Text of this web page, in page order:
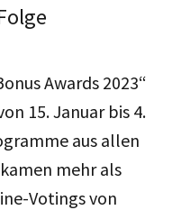
Awards 2023“
15. Januar bis 4.
aus allen
mehr als
Votings von